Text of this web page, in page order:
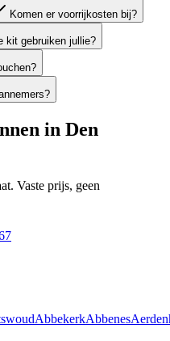
Komen er voorrijkosten bij?
kit gebruiken jullie?
in Den
Vaste prijs, geen
AbbekerkAbbenes